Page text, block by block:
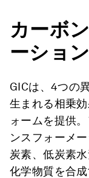
カーボ
ーション
GICは、4つの
生まれる相乗
ォームを提供
ンスフォーメ
炭素、低炭素
化学物質を合